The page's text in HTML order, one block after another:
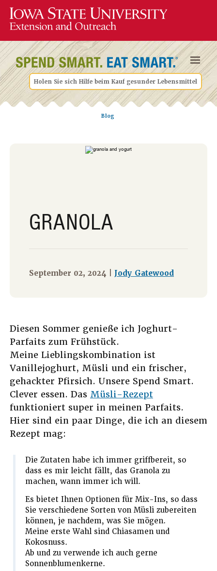
Holen Sie sich Hilfe beim Kauf gesunder Lebensmittel
Blog
GRANOLA
September 02, 2024 | Jody Gatewood
Diesen Sommer genieße ich Joghurt-
Parfaits zum Frühstück.
Meine Lieblingskombination ist
Vanillejoghurt, Müsli und ein frischer,
gehackter Pfirsich. Unsere Spend Smart.
Clever essen. Das Müsli-Rezept
funktioniert super in meinen Parfaits.
Hier sind ein paar Dinge, die ich an diesem
Rezept mag:
Die Zutaten habe ich immer griffbereit, so
dass es mir leicht fällt, das Granola zu
machen, wann immer ich will.
Es bietet Ihnen Optionen für Mix-Ins, so dass
Sie verschiedene Sorten von Müsli zubereiten
können, je nachdem, was Sie mögen.
Meine erste Wahl sind Chiasamen und
Kokosnuss.
Ab und zu verwende ich auch gerne
Sonnenblumenkerne.